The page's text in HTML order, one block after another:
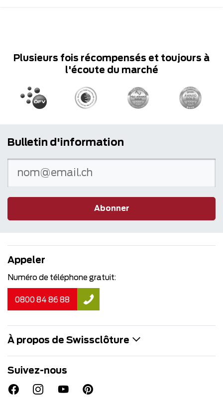
Plusieurs fois récompensés et toujours à
l'écoute du marché
Bulletin d'information
Abonner
Appeler
Numéro de téléphone gratuit:
0800 84 86 88
À propos de Swissclôture
Suivez-nous